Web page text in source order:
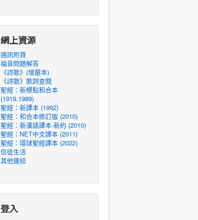
網上資源
通訊附頁
福音問題解答
《詩歌》(增選本)
《詩歌》歌詞查閱
聖經：新標點和合本
(1919,1989)
聖經：新譯本 (1992)
聖經：和合本修訂版 (2010)
聖經：新漢語譯本-新約 (2010)
聖經：NET中文譯本 (2011)
聖經：環球聖經譯本 (2022)
信徒生活
其他連結
登入